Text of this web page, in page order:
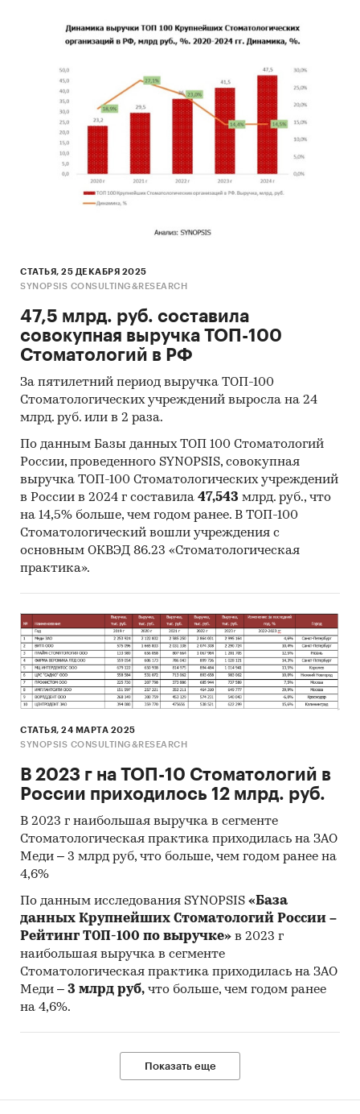
Краткие выводы
Источники информации:
Базы данных государственных органов
статистики
Базы данных Федеральной налоговой
службы
Открытые источники (сайты, порталы)
Отчетность эмитентов
Архивы СМИ
Региональные и федеральные СМИ
Инсайдерские источники
Специализированные аналитические
порталы
Методы:
Кабинетное исследование. Поиск и анализ
информации из различных источников,
проведение расчетов. Статистика и
аналитика
[2]По выручке юр.лиц по ОКВЭД2 15.12, без
учета ИП.
Категории: Потребительские товары /
Одежда, обувь, аксессуары / Сумки и чемоданы
Чемоданы
База ТОП-100
СТАТЬЯ, 25 ДЕКАБРЯ 2025
SYNOPSIS CONSULTING&RESEARCH
47,5 млрд. руб. составила
совокупная выручка ТОП-100
Стоматологий в РФ
За пятилетний период выручка ТОП-100
Стоматологических учреждений выросла на 24
млрд. руб. или в 2 раза.
По данным Базы данных ТОП 100 Стоматологий
России, проведенного SYNOPSIS, совокупная
выручка ТОП-100 Стоматологических учреждений
в России в 2024 г составила 47,543 млрд. руб., что
на 14,5% больше, чем годом ранее. В ТОП-100
Стоматологический вошли учреждения с
основным ОКВЭД 86.23 «Стоматологическая
практика».
СТАТЬЯ, 24 МАРТА 2025
SYNOPSIS CONSULTING&RESEARCH
В 2023 г на ТОП-10 Стоматологий в
России приходилось 12 млрд. руб.
В 2023 г наибольшая выручка в сегменте
Стоматологическая практика приходилась на ЗАО
Меди – 3 млрд руб, что больше, чем годом ранее на
4,6%
По данным исследования SYNOPSIS «База
данных Крупнейших Стоматологий России –
Рейтинг ТОП-100 по выручке» в 2023 г
наибольшая выручка в сегменте
Стоматологическая практика приходилась на ЗАО
Меди – 3 млрд руб, что больше, чем годом ранее
на 4,6%.
Показать еще